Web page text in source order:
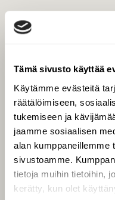
Tämä sivusto käyttää
Käytämme evästeitä
räätälöimiseen,
tukemiseen ja
jaamme sosiaalisen
alan kumppaneillemme
sivustoamme.
tietoja muihin tietoihin,
kerätty, kun olet